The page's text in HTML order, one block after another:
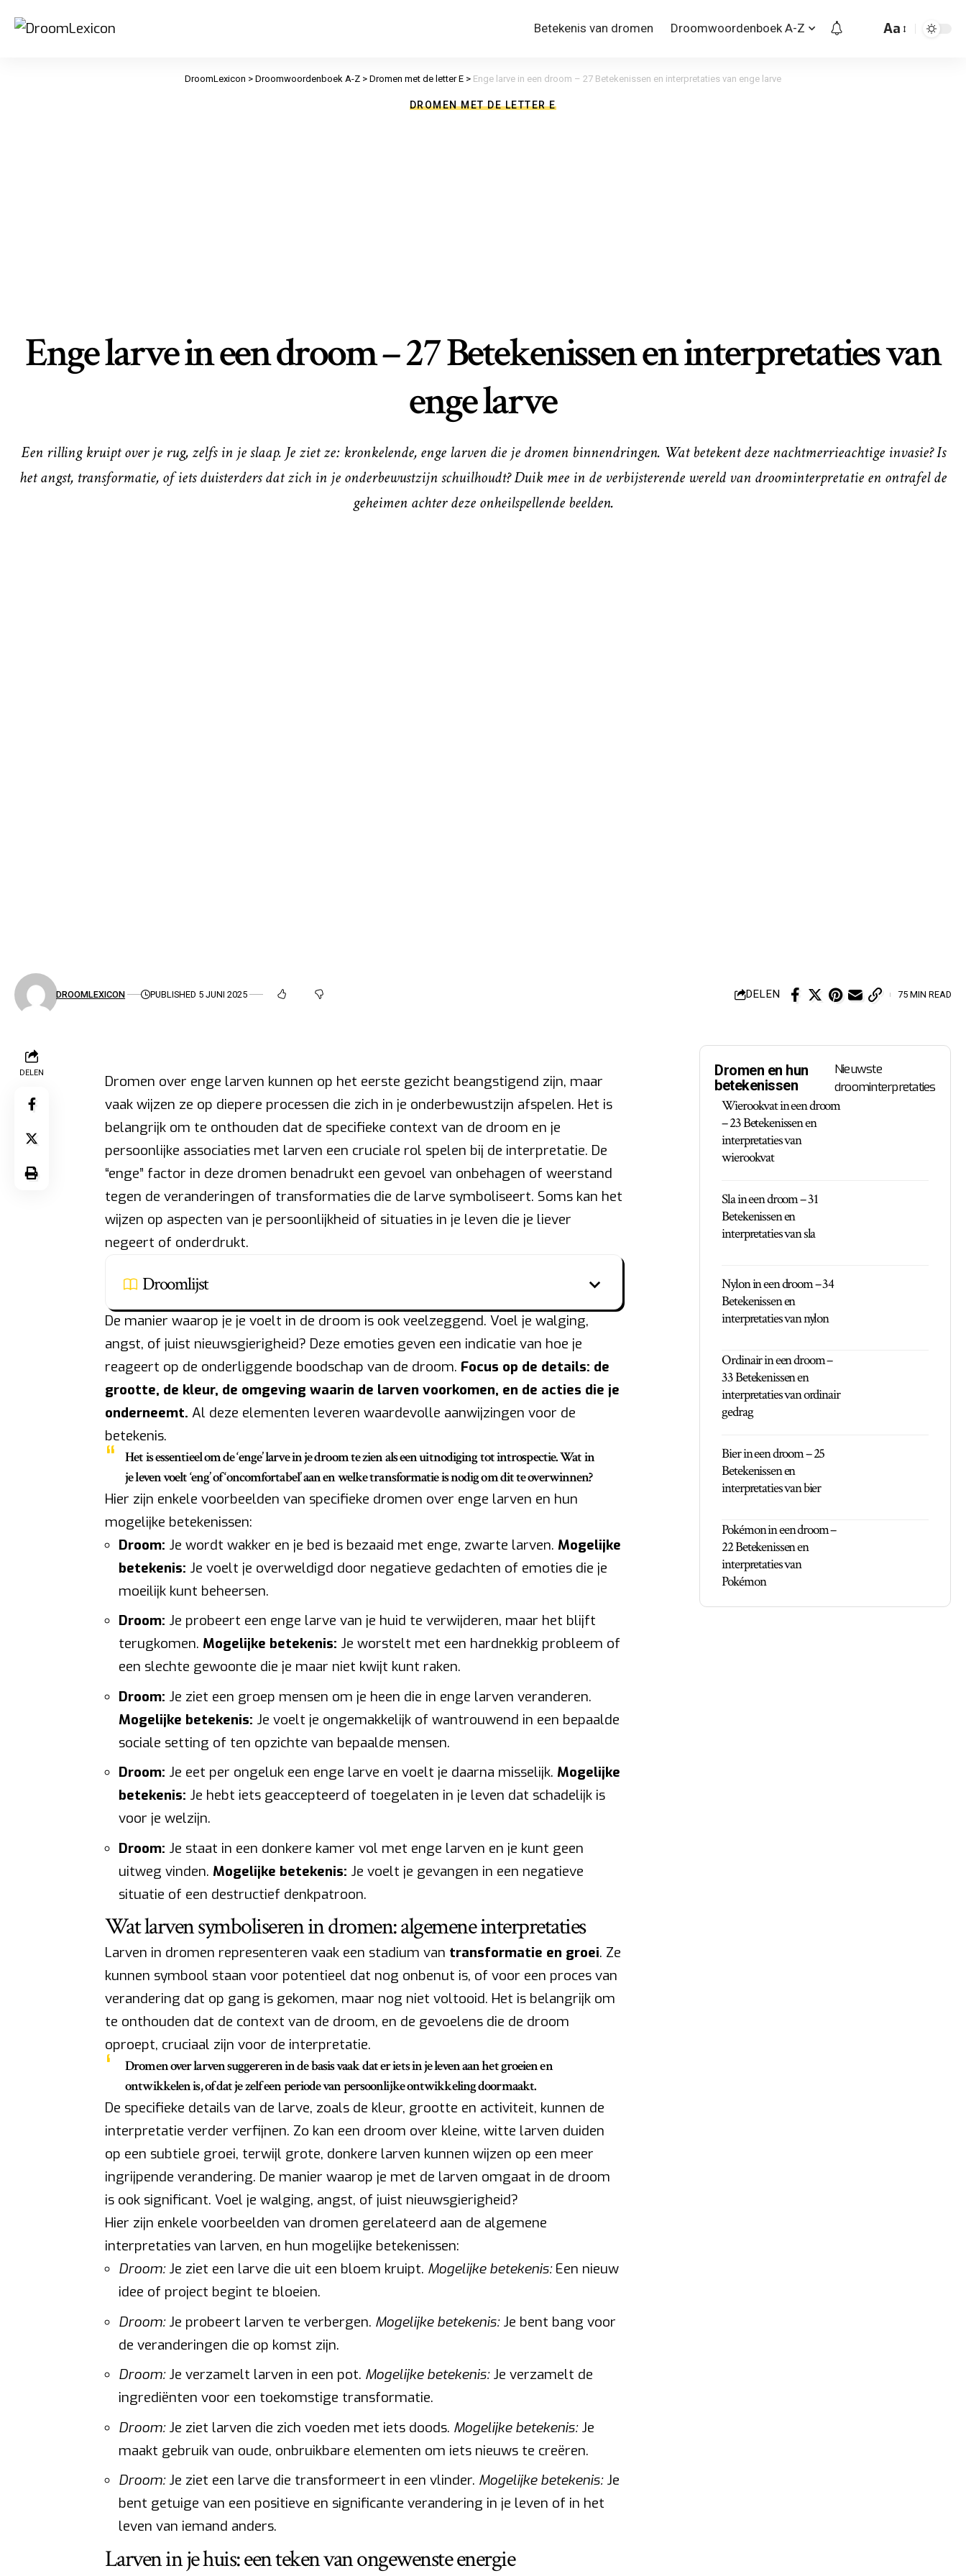
Betekenis van dromen Droomwoordenboek A-Z Aa
DroomLexicon > Droomwoordenboek A-Z > Dromen met de letter E > Enge larve in een droom – 27 Betekenissen en interpretaties van enge larve
DROMEN MET DE LETTER E
Enge larve in een droom – 27 Betekenissen en interpretaties van
enge larve
Een rilling kruipt over je rug, zelfs in je slaap. Je ziet ze: kronkelende, enge larven die je dromen binnendringen. Wat betekent deze nachtmerrieachtige invasie? Is
het angst, transformatie, of iets duisterders dat zich in je onderbewustzijn schuilhoudt? Duik mee in de verbijsterende wereld van droominterpretatie en ontrafel de
geheimen achter deze onheilspellende beelden.
DROOMLEXICON PUBLISHED 5 JUNI 2025 DELEN 75 MIN READ
DELEN
Dromen over enge larven kunnen op het eerste gezicht beangstigend zijn, maar
vaak wijzen ze op diepere processen die zich in je onderbewustzijn afspelen. Het is
belangrijk om te onthouden dat de specifieke context van de droom en je
persoonlijke associaties met larven een cruciale rol spelen bij de interpretatie. De
“enge” factor in deze dromen benadrukt een gevoel van onbehagen of weerstand
tegen de veranderingen of transformaties die de larve symboliseert. Soms kan het
wijzen op aspecten van je persoonlijkheid of situaties in je leven die je liever
negeert of onderdrukt.
Droomlijst
De manier waarop je je voelt in de droom is ook veelzeggend. Voel je walging,
angst, of juist nieuwsgierigheid? Deze emoties geven een indicatie van hoe je
reageert op de onderliggende boodschap van de droom. Focus op de details: de
grootte, de kleur, de omgeving waarin de larven voorkomen, en de acties die je
onderneemt. Al deze elementen leveren waardevolle aanwijzingen voor de
betekenis.
Het is essentieel om de ‘enge’ larve in je droom te zien als een uitnodiging tot introspectie. Wat in
je leven voelt ‘eng’ of ‘oncomfortabel’ aan en welke transformatie is nodig om dit te overwinnen?
Hier zijn enkele voorbeelden van specifieke dromen over enge larven en hun
mogelijke betekenissen:
Droom: Je wordt wakker en je bed is bezaaid met enge, zwarte larven. Mogelijke
betekenis: Je voelt je overweldigd door negatieve gedachten of emoties die je
moeilijk kunt beheersen.
Droom: Je probeert een enge larve van je huid te verwijderen, maar het blijft
terugkomen. Mogelijke betekenis: Je worstelt met een hardnekkig probleem of
een slechte gewoonte die je maar niet kwijt kunt raken.
Droom: Je ziet een groep mensen om je heen die in enge larven veranderen.
Mogelijke betekenis: Je voelt je ongemakkelijk of wantrouwend in een bepaalde
sociale setting of ten opzichte van bepaalde mensen.
Droom: Je eet per ongeluk een enge larve en voelt je daarna misselijk. Mogelijke
betekenis: Je hebt iets geaccepteerd of toegelaten in je leven dat schadelijk is
voor je welzijn.
Droom: Je staat in een donkere kamer vol met enge larven en je kunt geen
uitweg vinden. Mogelijke betekenis: Je voelt je gevangen in een negatieve
situatie of een destructief denkpatroon.
Wat larven symboliseren in dromen: algemene interpretaties
Larven in dromen representeren vaak een stadium van transformatie en groei. Ze
kunnen symbool staan voor potentieel dat nog onbenut is, of voor een proces van
verandering dat op gang is gekomen, maar nog niet voltooid. Het is belangrijk om
te onthouden dat de context van de droom, en de gevoelens die de droom
oproept, cruciaal zijn voor de interpretatie.
Dromen over larven suggereren in de basis vaak dat er iets in je leven aan het groeien en
ontwikkelen is, of dat je zelf een periode van persoonlijke ontwikkeling doormaakt.
De specifieke details van de larve, zoals de kleur, grootte en activiteit, kunnen de
interpretatie verder verfijnen. Zo kan een droom over kleine, witte larven duiden
op een subtiele groei, terwijl grote, donkere larven kunnen wijzen op een meer
ingrijpende verandering. De manier waarop je met de larven omgaat in de droom
is ook significant. Voel je walging, angst, of juist nieuwsgierigheid?
Hier zijn enkele voorbeelden van dromen gerelateerd aan de algemene
interpretaties van larven, en hun mogelijke betekenissen:
Droom:Je ziet een larve die uit een bloem kruipt. Mogelijke betekenis:Een nieuw
idee of project begint te bloeien.
Droom:Je probeert larven te verbergen. Mogelijke betekenis:Je bent bang voor
de veranderingen die op komst zijn.
Droom:Je verzamelt larven in een pot. Mogelijke betekenis:Je verzamelt de
ingrediënten voor een toekomstige transformatie.
Droom:Je ziet larven die zich voeden met iets doods. Mogelijke betekenis:Je
maakt gebruik van oude, onbruikbare elementen om iets nieuws te creëren.
Droom:Je ziet een larve die transformeert in een vlinder. Mogelijke betekenis:Je
bent getuige van een positieve en significante verandering in je leven of in het
leven van iemand anders.
Larven in je huis: een teken van ongewenste energie
Dromen en hun
betekenissen
Nieuwste
droominterpretaties
Wierookvat in een droom
– 23 Betekenissen en
interpretaties van
wierookvat
Sla in een droom – 31
Betekenissen en
interpretaties van sla
Nylon in een droom – 34
Betekenissen en
interpretaties van nylon
Ordinair in een droom –
33 Betekenissen en
interpretaties van ordinair
gedrag
Bier in een droom – 25
Betekenissen en
interpretaties van bier
Pokémon in een droom –
22 Betekenissen en
interpretaties van
Pokémon